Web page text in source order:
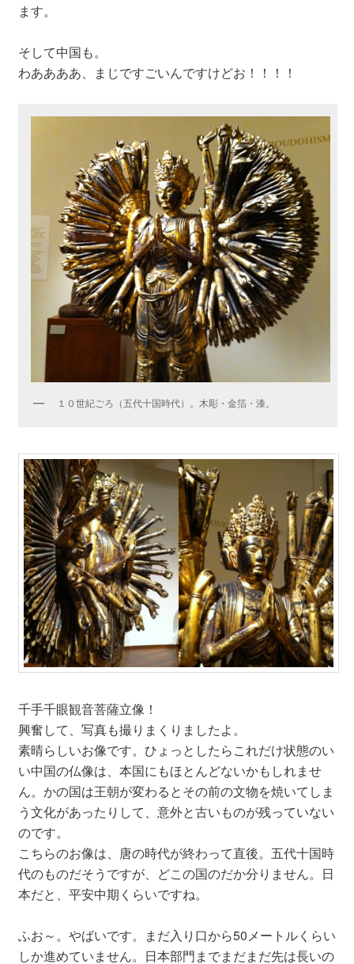
ます。
そして中国も。
わああああ、まじですごいんですけどお！！！！
１０世紀ごろ（五代十国時代）。木彫・金箔・漆。
千手千眼観音菩薩立像！
興奮して、写真も撮りまくりましたよ。
素晴らしいお像です。ひょっとしたらこれだけ状態のい
い中国の仏像は、本国にもほとんどないかもしれませ
ん。かの国は王朝が変わるとその前の文物を焼いてしま
う文化があったりして、意外と古いものが残っていない
のです。
こちらのお像は、唐の時代が終わって直後。五代十国時
代のものだそうですが、どこの国のだか分りません。日
本だと、平安中期くらいですね。
ふお～。やばいです。まだ入り口から50メートルくらい
しか進めていません。日本部門までまだまだ先は長いの